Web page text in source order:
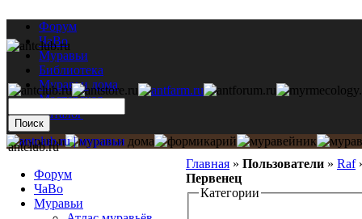
Форум
ЧаВо
Муравьи
Библиотека
Муравьи дома
Мастерская
Каталог
Главная » Пользователи » Raf
Первенец
Категории
antclub.ru
Форум
ЧаВо
Муравьи